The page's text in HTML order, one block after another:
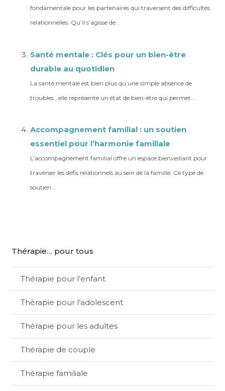
fondamentale pour les partenaires qui traversent des difficultés
relationnelles. Qu’il s’agisse de...
Santé mentale : Clés pour un bien-être
durable au quotidien
La santé mentale est bien plus qu’une simple absence de
troubles ; elle représente un état de bien-être qui permet...
Accompagnement familial : un soutien
essentiel pour l’harmonie familiale
L’accompagnement familial offre un espace bienveillant pour
traverser les défis relationnels au sein de la famille. Ce type de
soutien...
Thérapie… pour tous
Thérapie pour l’enfant
Thérapie pour l’adolescent
Thérapie pour les adultes
Thérapie de couple
Thérapie familiale